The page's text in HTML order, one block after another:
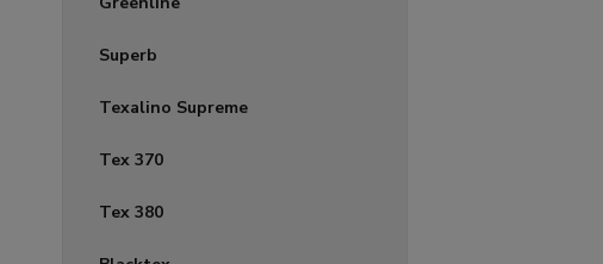
Superb
Texalino Supreme
Tex 370
Tex 380